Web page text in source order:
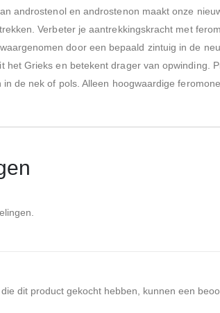
androstenol en androstenon maakt onze
Verbeter je aantrekkingskracht met
door een bepaald zintuig in de
het Grieks en betekent drager van opwinding.
de nek of pols. Alleen hoogwaardige
dit product gekocht hebben, kunnen een